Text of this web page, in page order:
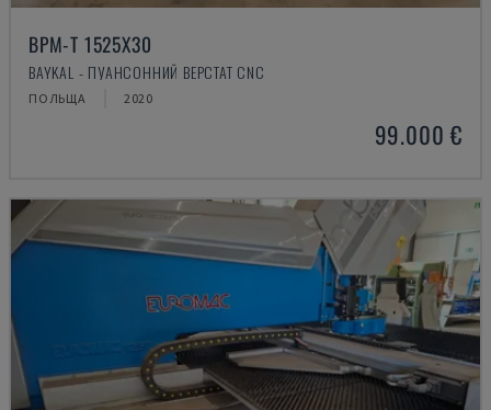
BPM-T 1525X30
BAYKAL - ПУАНСОННИЙ ВЕРСТАТ CNC
ПОЛЬЩА 2020
99.000 €